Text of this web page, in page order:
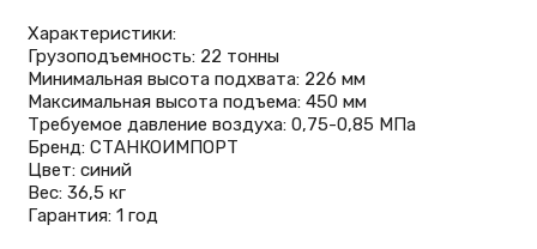
Характеристики:
Грузоподъемность: 22 тонны
Минимальная высота подхвата: 226 мм
Максимальная высота подъема: 450 мм
Требуемое давление воздуха: 0,75-0,85 МПа
Бренд: СТАНКОИМПОРТ
Цвет: синий
Вес: 36,5 кг
Гарантия: 1 год